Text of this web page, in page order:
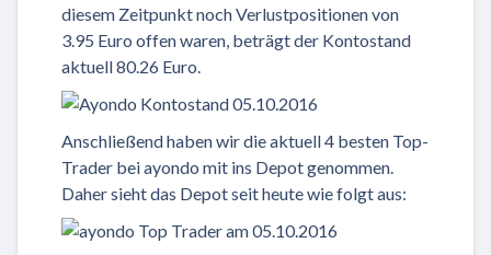
diesem Zeitpunkt noch Verlustpositionen von
3.95 Euro offen waren, beträgt der Kontostand
aktuell 80.26 Euro.
Anschließend haben wir die aktuell 4 besten Top-
Trader bei ayondo mit ins Depot genommen.
Daher sieht das Depot seit heute wie folgt aus: